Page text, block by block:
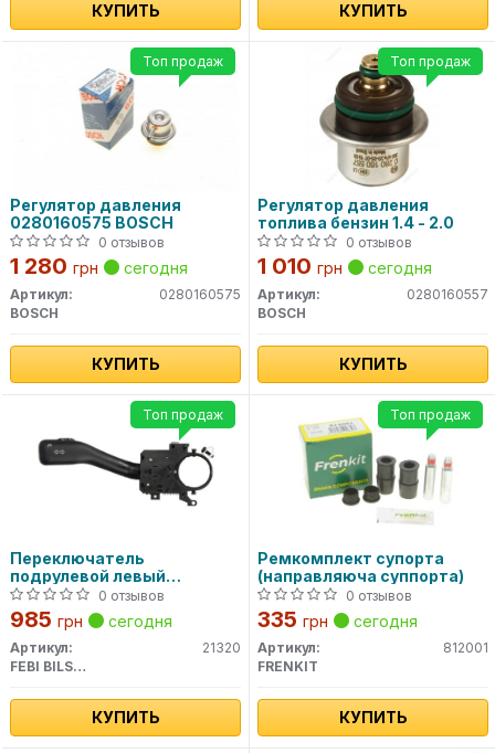
КУПИТЬ КУПИТЬ
Регулятор давления
0280160575 BOSCH
0 отзывов
1 280 грн сегодня
Артикул:
0280160575
BOSCH
КУПИТЬ
Топ продаж
Регулятор давления
топлива бензин 1.4 - 2.0
0 отзывов
1 010 грн сегодня
Артикул:
0280160557
BOSCH
КУПИТЬ
Топ продаж
Переключатель
подрулевой левый
(Указатель поворотов)(пр-
во FEBI)
0 отзывов
985 грн сегодня
Артикул:
21320
FEBI BILSTEIN
КУПИТЬ
Топ продаж
Ремкомплект супорта
(направляюча суппорта)
0 отзывов
335 грн сегодня
Артикул:
812001
FRENKIT
КУПИТЬ
Топ продаж